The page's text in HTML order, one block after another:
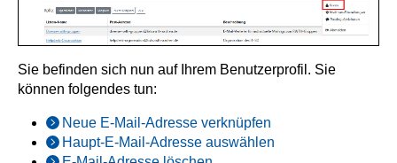
Sie befinden sich nun auf Ihrem Benutzerprofil. Sie
können folgendes tun:
Neue E-Mail-Adresse verknüpfen
Haupt-E-Mail-Adresse auswählen